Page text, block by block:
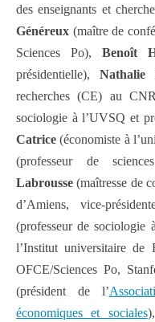
des enseignants et
Généreux (maître de
Sciences Po),Benoît
présidentielle), Nathalie
recherches (CE) au
sociologie à l’UVSQ et
Catrice (économiste à
(professeur de
Labrousse (maîtresse de
d’Amiens, vice-
(professeur de sociologie
l’Institut universitaire de
OFCE/Sciences Po,
(président de l’
économiques et sociales